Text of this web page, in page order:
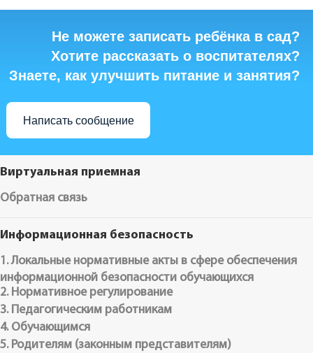
Не можете записать ребёнка в сад?
Хотите рассказать о воспитателях?
Знаете, как улучшить питание и занятия?
Написать сообщение
Виртуальная приемная
Обратная связь
Информационная безопасность
1. Локальные нормативные акты в сфере обеспечения
информационной безопасности обучающихся
2. Нормативное регулирование
3. Педагогическим работникам
4. Обучающимся
5. Родителям (законным представителям)